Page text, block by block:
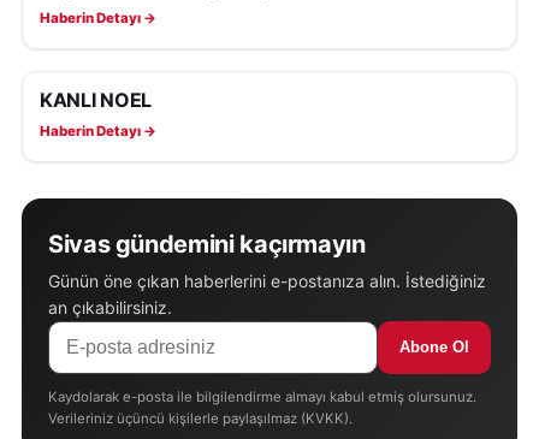
Haberin Detayı →
KÖŞE YAZILARI
KANLI NOEL
Haberin Detayı →
Sivas gündemini kaçırmayın
Günün öne çıkan haberlerini e-postanıza alın. İstediğiniz
an çıkabilirsiniz.
Abone Ol
Kaydolarak e-posta ile bilgilendirme almayı kabul etmiş olursunuz.
Verileriniz üçüncü kişilerle paylaşılmaz (KVKK).